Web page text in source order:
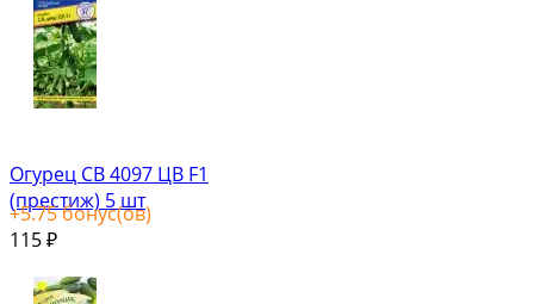
Огурец СВ 4097 ЦВ F1
(престиж) 5 шт
+5.75бонус(ов)
115 ₽